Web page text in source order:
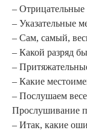
– Отрицательные
– Указательные
– Сам, самый,
– Какой разряд
–
– Какие
– Послушаем
Прослушивание
– Итак, какие